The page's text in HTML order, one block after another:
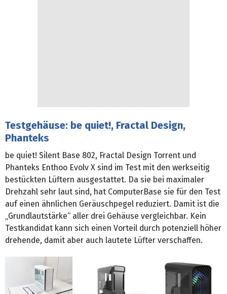
Testgehäuse: be quiet!, Fractal Design,
Phanteks
be quiet! Silent Base 802, Fractal Design Torrent und
Phanteks Enthoo Evolv X sind im Test mit den werkseitig
bestückten Lüftern ausgestattet. Da sie bei maximaler
Drehzahl sehr laut sind, hat ComputerBase sie für den Test
auf einen ähnlichen Geräuschpegel reduziert. Damit ist die
„Grundlautstärke“ aller drei Gehäuse vergleichbar. Kein
Testkandidat kann sich einen Vorteil durch potenziell höher
drehende, damit aber auch lautete Lüfter verschaffen.